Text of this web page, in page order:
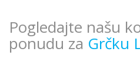
Pogledajte našu
ponudu za Grčku